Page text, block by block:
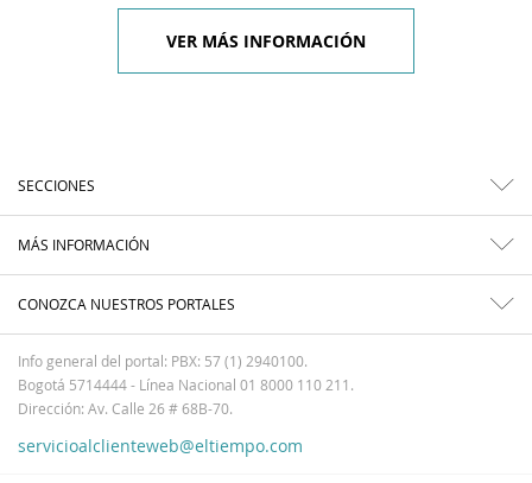
VER MÁS INFORMACIÓN
SECCIONES
MÁS INFORMACIÓN
CONOZCA NUESTROS PORTALES
Info general del portal: PBX: 57 (1) 2940100.
Bogotá 5714444 - Línea Nacional 01 8000 110 211.
Dirección: Av. Calle 26 # 68B-70.
servicioalclienteweb@eltiempo.com